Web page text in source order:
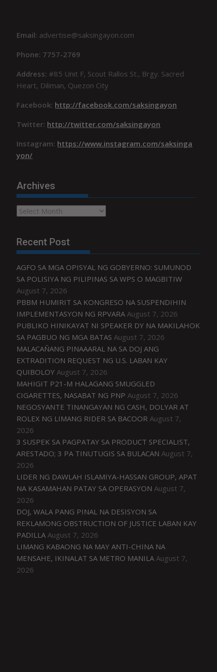
Email: advertise@saksingayon.com
Phone: 7757-2769
Address:#85 Unit F, Scout Rallos St., Brgy. Sacred
Heart, Diliman, Quezon City
Facebook: http://facebook.com/saksingayon
Twitter: http://twitter.com/saksingayon
Instagram: https://www.instagram.com/saksinga
yon/
Archives
Archives
Recent Post
AGFO SA MGA OPISYAL NG GOBYERNO: SUMUNOD
SA POLISIYA NG PILIPINAS SA WPS O MAGBITIW
August 7, 2026
PBBM HUMIRIT SA KONGRESO NA SUSPENDIHIN
IMPLEMENTASYON NG RPVARA August 7, 2026
PUBLIKO HINIKAYAT NI SPEAKER DY NA MAKILAHOK
SA PAGBUO NG MGA BATAS August 7, 2026
MALACAÑANG PINAAARAL NA SA DOJ ANG
EXTRADITION REQUEST NG U.S. LABAN KAY
QUIBOLOY August 7, 2026
MAHIGIT P21-M HALAGANG SMUGGLED
CIGARETTES, NASABAT NG PNP August 7, 2026
NEGOSYANTE TINANGAYAN NG CASH, DOLYAR AT
ROLEX NG LIMANG RIDER SA BACOOR August 7,
2026
3 SUSPEK SA PAGPATAY SA PRODUCT SPECIALIST,
ARESTADO; 3 PA TINUTUGIS SA BULACAN August 7,
2026
LIDER NG DAWLAH ISLAMIYA-HASSAN GROUP, APAT
NA KASAMAHAN PATAY SA OPERASYON August 7,
2026
DOJ, WALA PANG PINAL NA DESISYON SA
REKLAMONG OBSTRUCTION OF JUSTICE LABAN KAY
PADILLA August 7, 2026
LIMANG KABAONG NA MAY ANTI-CHINA NA
MENSAHE, IKINALAT SA METRO MANILA August 7,
2026